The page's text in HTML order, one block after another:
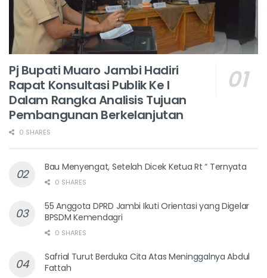
Pj Bupati Muaro Jambi Hadiri
Rapat Konsultasi Publik Ke I
Dalam Rangka Analisis Tujuan
Pembangunan Berkelanjutan
0 SHARES
Bau Menyengat, Setelah Dicek Ketua Rt “ Ternyata
0 SHARES
55 Anggota DPRD Jambi Ikuti Orientasi yang Digelar
BPSDM Kemendagri
0 SHARES
Safrial Turut Berduka Cita Atas Meninggalnya Abdul
Fattah